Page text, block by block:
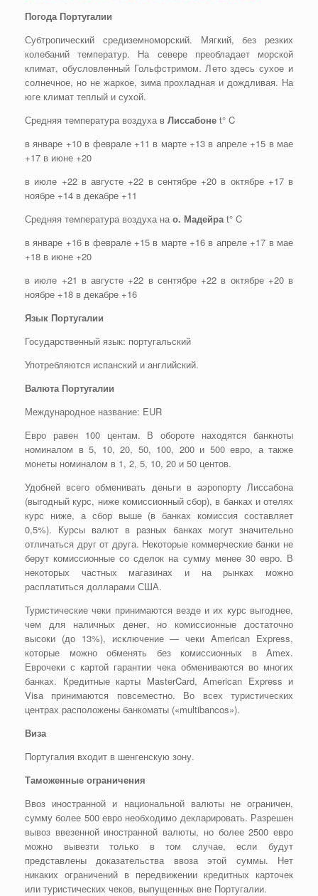
Погода Португалии
Субтропический средиземноморский. Мягкий, без резких
колебаний температур. На севере преобладает морской
климат, обусловленный Гольфстримом. Лето здесь сухое и
солнечное, но не жаркое, зима прохладная и дождливая. На
юге климат теплый и сухой.
Средняя температура воздуха в Лиссабоне t° C
в январе +10 в феврале +11 в марте +13 в апреле +15 в мае
+17 в июне +20
в июле +22 в августе +22 в сентябре +20 в октябре +17 в
ноябре +14 в декабре +11
Средняя температура воздуха на о. Мадейра t° C
в январе +16 в феврале +15 в марте +16 в апреле +17 в мае
+18 в июне +20
в июле +21 в августе +22 в сентябре +22 в октябре +20 в
ноябре +18 в декабре +16
Язык Португалии
Государственный язык: португальский
Употребляются испанский и английский.
Валюта Португалии
Международное название: EUR
Евро равен 100 центам. В обороте находятся банкноты
номиналом в 5, 10, 20, 50, 100, 200 и 500 евро, а также
монеты номиналом в 1, 2, 5, 10, 20 и 50 центов.
Удобней всего обменивать деньги в аэропорту Лиссабона
(выгодный курс, ниже комиссионный сбор), в банках и отелях
курс ниже, а сбор выше (в банках комиссия составляет
0,5%). Курсы валют в разных банках могут значительно
отличаться друг от друга. Некоторые коммерческие банки не
берут комиссионные со сделок на сумму менее 30 евро. В
некоторых частных магазинах и на рынках можно
расплатиться долларами США.
Туристические чеки принимаются везде и их курс выгоднее,
чем для наличных денег, но комиссионные достаточно
высоки (до 13%), исключение — чеки American Express,
которые можно обменять без комиссионных в Amex.
Еврочеки с картой гарантии чека обмениваются во многих
банках. Кредитные карты MasterCard, American Express и
Visa принимаются повсеместно. Во всех туристических
центрах расположены банкоматы («multibancos»).
Виза
Португалия входит в шенгенскую зону.
Таможенные ограничения
Ввоз иностранной и национальной валюты не ограничен,
сумму более 500 евро необходимо декларировать. Разрешен
вывоз ввезенной иностранной валюты, но более 2500 евро
можно вывезти только в том случае, если будут
представлены доказательства ввоза этой суммы. Нет
никаких ограничений в передвижении кредитных карточек
или туристических чеков, выпущенных вне Португалии.